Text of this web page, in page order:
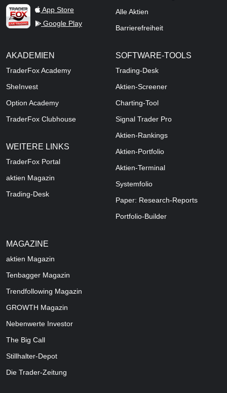
TraderFox Live Trading
App Store
Google Play
Alle Aktien
Barrierefreiheit
AKADEMIEN
TraderFox Academy
SheInvest
Option Academy
TraderFox Clubhouse
WEITERE LINKS
TraderFox Portal
aktien Magazin
Trading-Desk
SOFTWARE-TOOLS
Trading-Desk
Aktien-Screener
Charting-Tool
Signal Trader Pro
Aktien-Rankings
Aktien-Portfolio
Aktien-Terminal
Systemfolio
Paper: Research-Reports
Portfolio-Builder
MAGAZINE
aktien Magazin
Tenbagger Magazin
Trendfollowing Magazin
GROWTH Magazin
Nebenwerte Investor
The Big Call
Stillhalter-Depot
Die Trader-Zeitung